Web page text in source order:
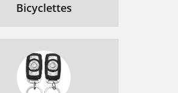
Bicyclettes